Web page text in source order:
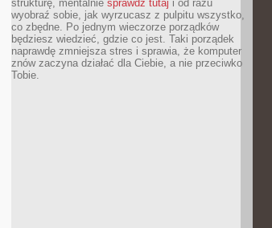
strukturę, mentalnie sprawdź tutaj i od razu
wyobraź sobie, jak wyrzucasz z pulpitu wszystko,
co zbędne. Po jednym wieczorze porządków
będziesz wiedzieć, gdzie co jest. Taki porządek
naprawdę zmniejsza stres i sprawia, że komputer
znów zaczyna działać dla Ciebie, a nie przeciwko
Tobie.